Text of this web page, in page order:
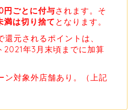
円ごとに付与されます。そ
満は切り捨て となります。
還元されるポイントは、
年3月末頃までに加算
ン対象外店舗あり。（上記